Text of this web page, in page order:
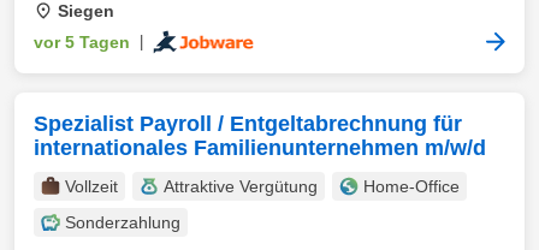
Siegen
vor 5 Tagen
Spezialist Payroll / Entgeltabrechnung für
internationales Familienunternehmen m/w/d
Vollzeit Attraktive Vergütung
Home-Office
Sonderzahlung